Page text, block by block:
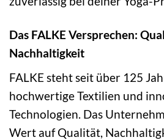
Das FALKE Versprechen:
Nachhaltigkeit
FALKE steht seit über 125
hochwertige Textilien und
Technologien. Das
Wert auf Qualität,